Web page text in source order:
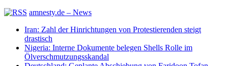
amnesty.de – News
Iran: Zahl der Hinrichtungen von Protestierenden steigt
drastisch
Nigeria: Interne Dokumente belegen Shells Rolle im
Ölverschmutzungsskandal